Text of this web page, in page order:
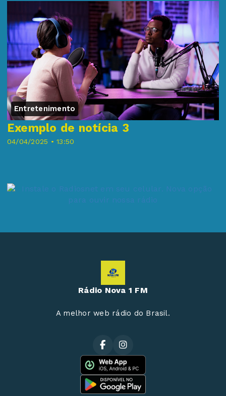
Entretenimento
04/04/2025 • 13:50
Exemplo de notícia 3
Rádio Nova 1 FM
A melhor web rádio do Brasil.